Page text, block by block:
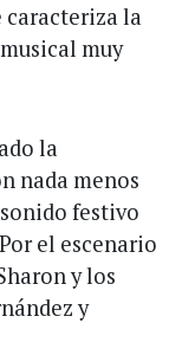
caracteriza la
muy
la
nada menos
festivo
el escenario
y los
y